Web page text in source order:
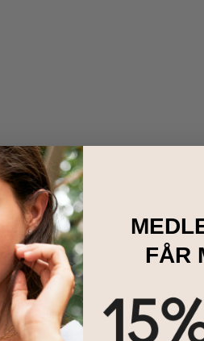
med en helt perfekt personlig
bogstaver er med fed med søde
afbalanceret præsentation, der er
et særligt ord til inskriptionen. Når
og skabe det perfekte tilbehør
til en matchende Ankerkæde
kollektion, hvor du kan finde
FÅR